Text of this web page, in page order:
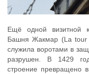
Ещё одной визитной
Башня Жакмар (La tour
служила воротами в
разрушен. В 1429
строение превращено